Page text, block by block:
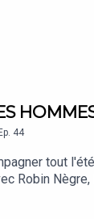
44
tout
Robin
Audren.